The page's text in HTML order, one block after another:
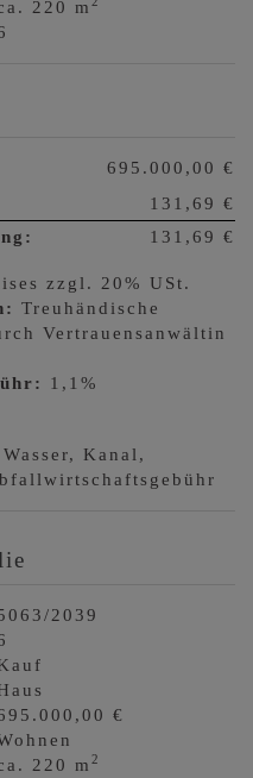
220 m
695.000,00 €
131,69 €
131,69 €
zzgl. 20% USt.
Treuhändische
Vertrauensanwältin
1,1%
Kanal,
2039
€
220 m2